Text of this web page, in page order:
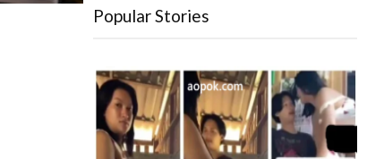
Popular Stories